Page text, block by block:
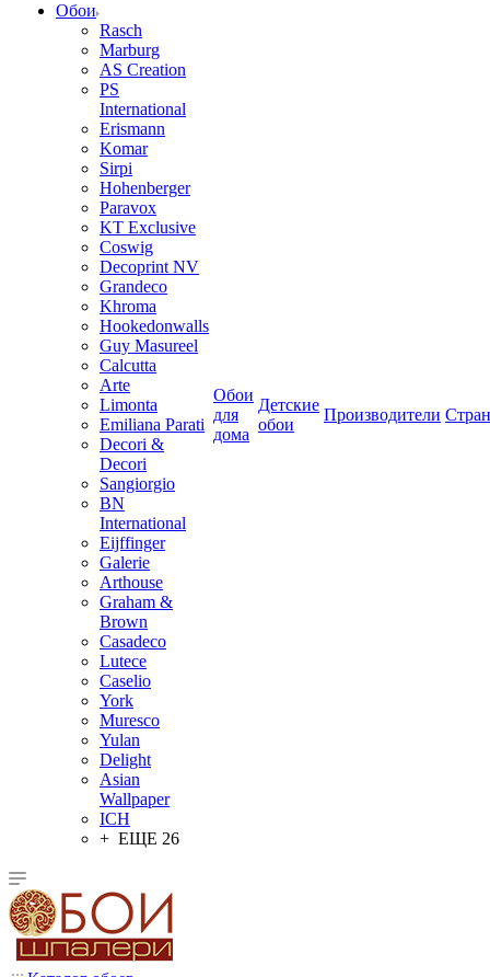
Обои
Rasch
Marburg
AS Creation
PS
International
Erismann
Komar
Sirpi
Hohenberger
Paravox
KT Exclusive
Coswig
Decoprint NV
Grandeco
Khroma
Hookedonwalls
Guy Masureel
Calcutta
Arte
Limonta
Emiliana Parati
Decori &
Decori
Sangiorgio
BN
International
Eijffinger
Galerie
Arthouse
Graham &
Brown
Casadeco
Lutece
Caselio
York
Muresco
Yulan
Delight
Asian
Wallpaper
ICH
+ ЕЩЕ 26
Обои
для
дома
Детские
обои
Производители